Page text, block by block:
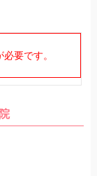
要です。